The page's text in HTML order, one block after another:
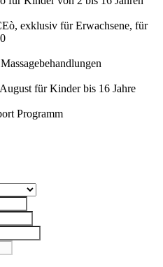
exklusiv für Erwachsene, für
für Kinder bis 16 Jahre
Programm